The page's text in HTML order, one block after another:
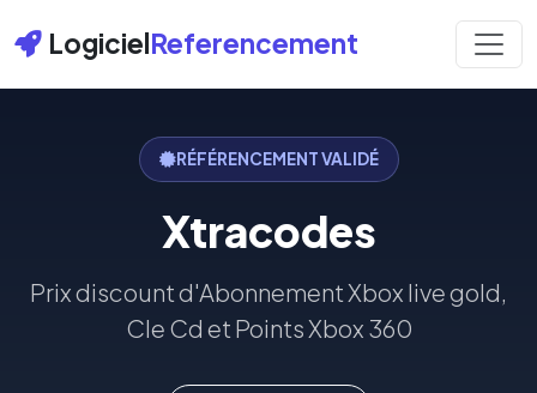
LogicielReferencement
RÉFÉRENCEMENT VALIDÉ
Xtracodes
Prix discount d'Abonnement Xbox live gold,
Cle Cd et Points Xbox 360